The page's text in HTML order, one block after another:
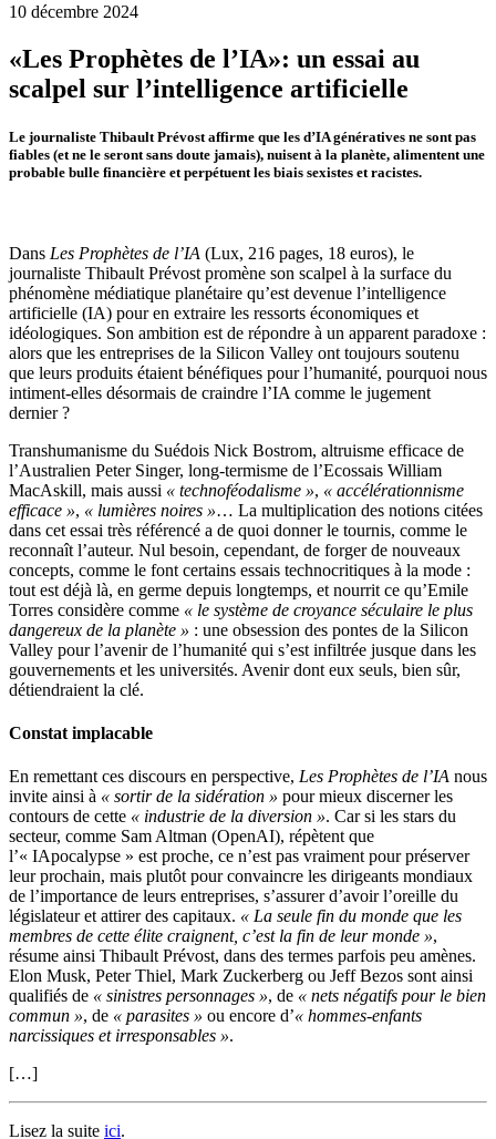
10 décembre 2024
«Les Prophètes de l’IA»: un essai au
scalpel sur l’intelligence artificielle
Le journaliste Thibault Prévost affirme que les d’IA génératives ne sont pas
fiables (et ne le seront sans doute jamais), nuisent à la planète, alimentent une
probable bulle financière et perpétuent les biais sexistes et racistes.
Dans Les Prophètes de l’IA (Lux, 216 pages, 18 euros), le
journaliste Thibault Prévost promène son scalpel à la surface du
phénomène médiatique planétaire qu’est devenue l’intelligence
artificielle (IA) pour en extraire les ressorts économiques et
idéologiques. Son ambition est de répondre à un apparent paradoxe :
alors que les entreprises de la Silicon Valley ont toujours soutenu
que leurs produits étaient bénéfiques pour l’humanité, pourquoi nous
intiment-elles désormais de craindre l’IA comme le jugement
dernier ?
Transhumanisme du Suédois Nick Bostrom, altruisme efficace de
l’Australien Peter Singer, long-termisme de l’Ecossais William
MacAskill, mais aussi « technoféodalisme », « accélérationnisme
efficace », « lumières noires »… La multiplication des notions citées
dans cet essai très référencé a de quoi donner le tournis, comme le
reconnaît l’auteur. Nul besoin, cependant, de forger de nouveaux
concepts, comme le font certains essais technocritiques à la mode :
tout est déjà là, en germe depuis longtemps, et nourrit ce qu’Emile
Torres considère comme « le système de croyance séculaire le plus
dangereux de la planète » : une obsession des pontes de la Silicon
Valley pour l’avenir de l’humanité qui s’est infiltrée jusque dans les
gouvernements et les universités. Avenir dont eux seuls, bien sûr,
détiendraient la clé.
Constat implacable
En remettant ces discours en perspective, Les Prophètes de l’IA nous
invite ainsi à « sortir de la sidération » pour mieux discerner les
contours de cette « industrie de la diversion ». Car si les stars du
secteur, comme Sam Altman (OpenAI), répètent que
l’« IApocalypse » est proche, ce n’est pas vraiment pour préserver
leur prochain, mais plutôt pour convaincre les dirigeants mondiaux
de l’importance de leurs entreprises, s’assurer d’avoir l’oreille du
législateur et attirer des capitaux. « La seule fin du monde que les
membres de cette élite craignent, c’est la fin de leur monde »,
résume ainsi Thibault Prévost, dans des termes parfois peu amènes.
Elon Musk, Peter Thiel, Mark Zuckerberg ou Jeff Bezos sont ainsi
qualifiés de « sinistres personnages », de « nets négatifs pour le bien
commun », de « parasites » ou encore d’« hommes-enfants
narcissiques et irresponsables ».
[…]
Lisez la suite ici.